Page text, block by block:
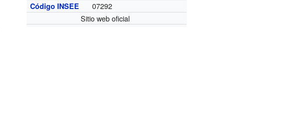
Código INSEE
07292
Sitio web oficial